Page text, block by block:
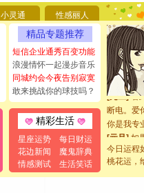
小灵通 性感丽人
精品专题推荐
短信企业通秀百变功能
浪漫情怀一起漫步音乐
同城约会今夜告别寂寞
敢来挑战你的球技吗？
精彩生活
星座运势
每日财运
花边新闻
魔鬼辞典
情感测试
生活笑话
要平安！
[圣诞节]
能正大光
都要快乐
[圣诞节]
如意,快
[元旦]看
断电。爱
你是我专
[元旦] 如
起；二是
离。水晶
今日运程
桃花运，